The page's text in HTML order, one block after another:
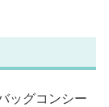
ッグコンシー